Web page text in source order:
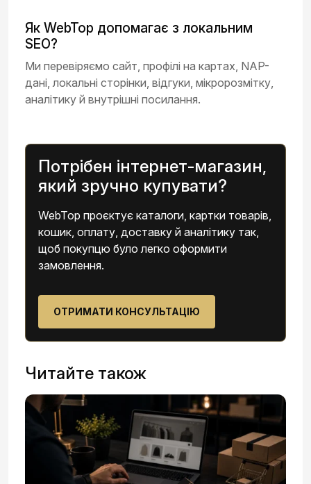
Як WebTop допомагає з локальним
SEO?
Ми перевіряємо сайт, профілі на картах, NAP-
дані, локальні сторінки, відгуки, мікророзмітку,
аналітику й внутрішні посилання.
Потрібен інтернет-магазин,
який зручно купувати?
WebTop проєктує каталоги, картки товарів,
кошик, оплату, доставку й аналітику так,
щоб покупцю було легко оформити
замовлення.
ОТРИМАТИ КОНСУЛЬТАЦІЮ
Читайте також